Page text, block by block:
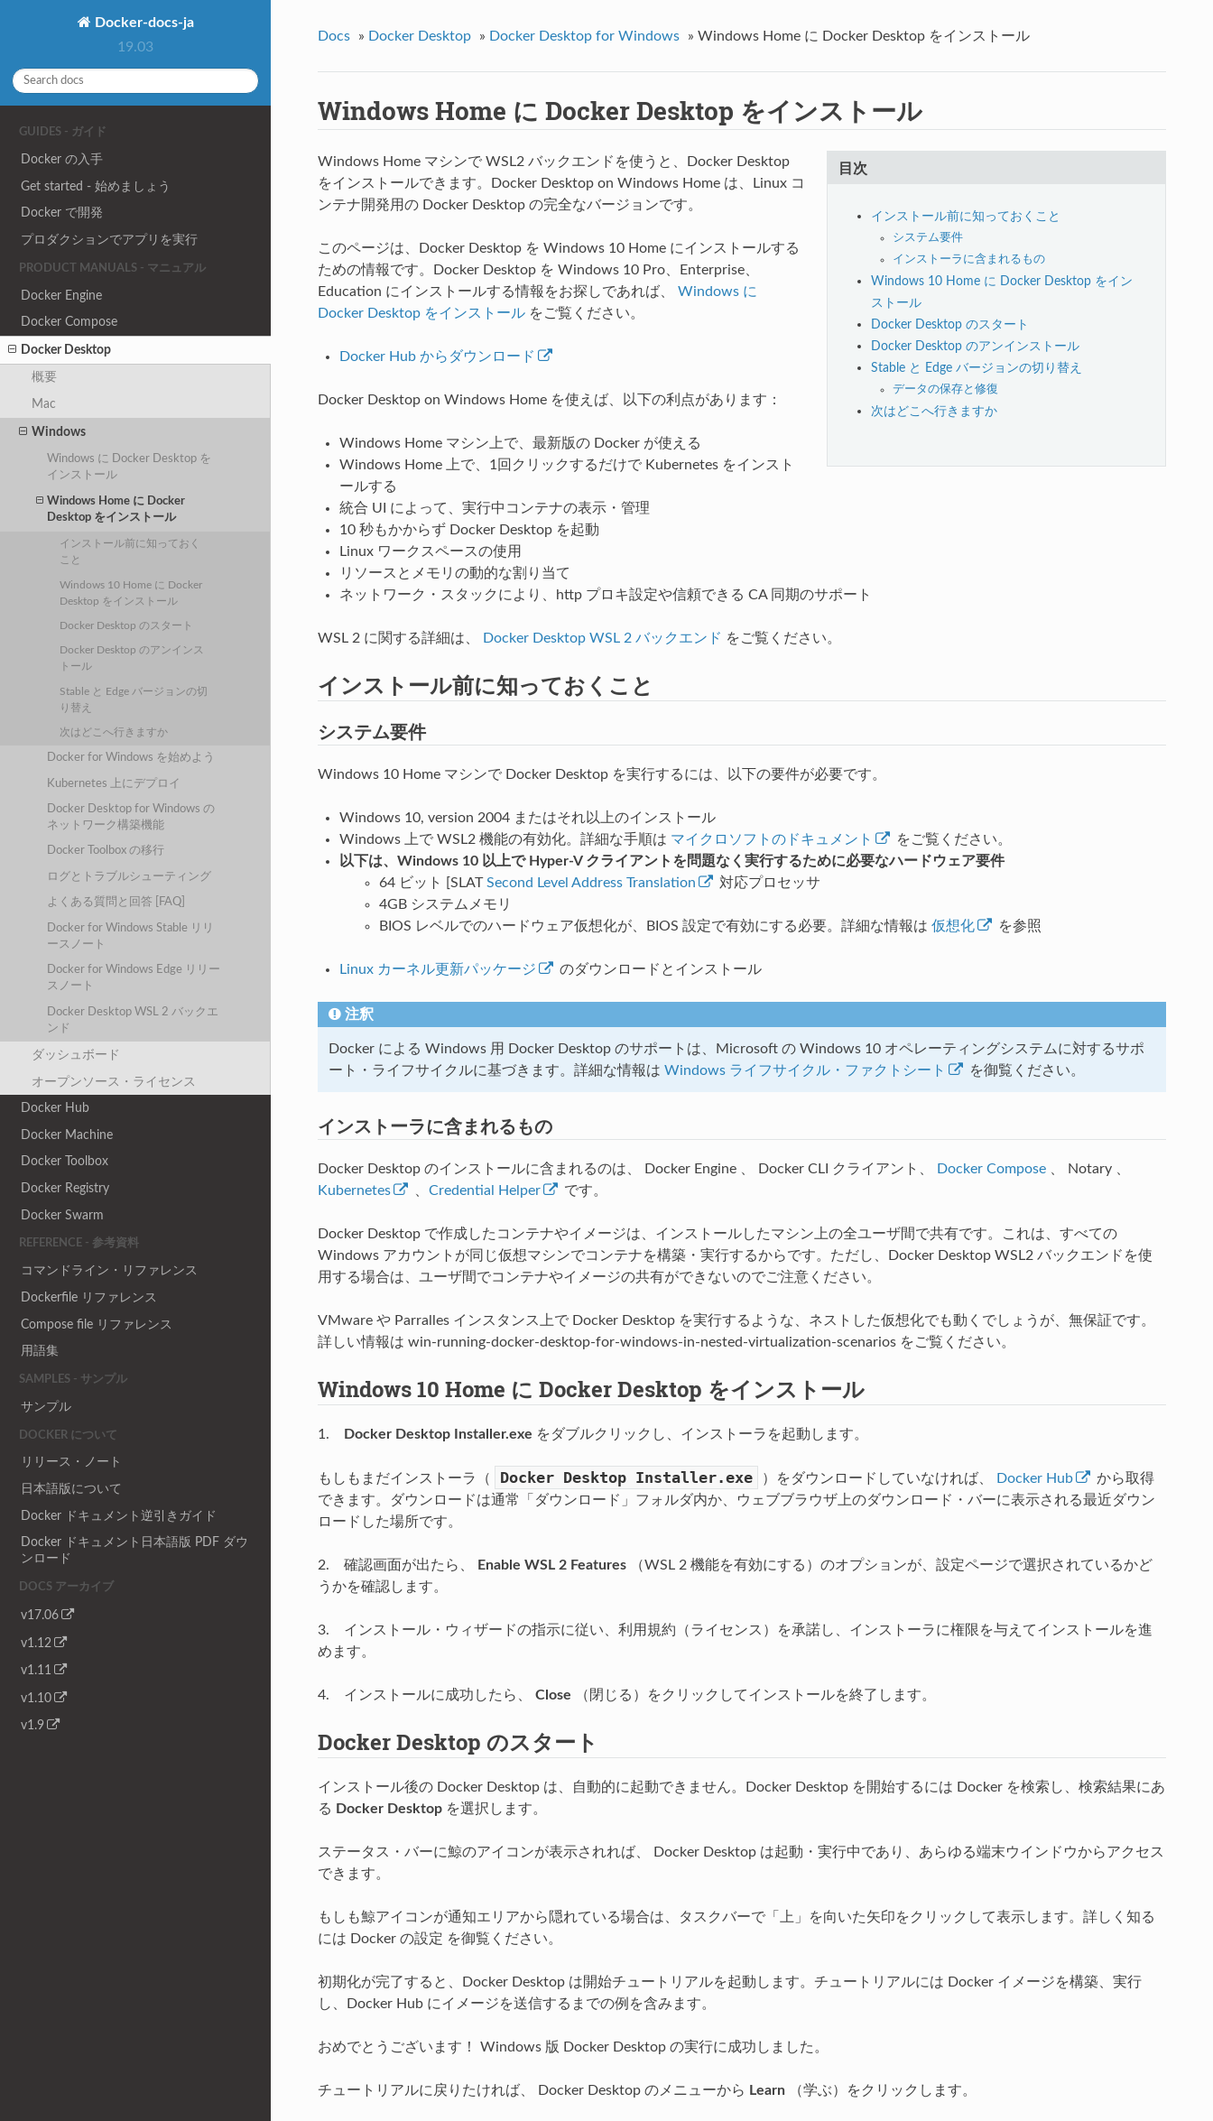
Docker-docs-ja
19.03
GUIDES - ガイド
Docker の入手
Get started - 始めましょう
Docker で開発
プロダクションでアプリを実行
PRODUCT MANUALS - マニュアル
Docker Engine
Docker Compose
Docker Desktop
概要
Mac
Windows
Windows に Docker Desktop を
インストール
Windows Home に Docker
Desktop をインストール
インストール前に知っておく
こと
Windows 10 Home に Docker
Desktop をインストール
Docker Desktop のスタート
Docker Desktop のアンインス
トール
Stable と Edge バージョンの切
り替え
次はどこへ行きますか
Docker for Windows を始めよう
Kubernetes 上にデプロイ
Docker Desktop for Windows の
ネットワーク構築機能
Docker Toolbox の移行
ログとトラブルシューティング
よくある質問と回答 [FAQ]
Docker for Windows Stable リリ
ースノート
Docker for Windows Edge リリー
スノート
Docker Desktop WSL 2 バックエ
ンド
ダッシュボード
オープンソース・ライセンス
Docker Hub
Docker Machine
Docker Toolbox
Docker Registry
Docker Swarm
REFERENCE - 参考資料
コマンドライン・リファレンス
Dockerfile リファレンス
Compose file リファレンス
用語集
SAMPLES - サンプル
サンプル
DOCKER について
リリース・ノート
日本語版について
Docker ドキュメント逆引きガイド
Docker ドキュメント日本語版 PDF ダウ
ンロード
DOCS アーカイブ
v17.06
v1.12
v1.11
v1.10
v1.9
Docs » Docker Desktop » Docker Desktop for Windows » Windows Home に Docker Desktop をインストール
Windows Home に Docker Desktop をインストール
目次
インストール前に知っておくこと
システム要件
インストーラに含まれるもの
Windows 10 Home に Docker Desktop をイン
ストール
Docker Desktop のスタート
Docker Desktop のアンインストール
Stable と Edge バージョンの切り替え
データの保存と修復
次はどこへ行きますか
Windows Home マシンで WSL2 バックエンドを使うと、Docker Desktop
をインストールできます。Docker Desktop on Windows Home は、Linux コ
ンテナ開発用の Docker Desktop の完全なバージョンです。
このページは、Docker Desktop を Windows 10 Home にインストールする
ための情報です。Docker Desktop を Windows 10 Pro、Enterprise、
Education にインストールする情報をお探しであれば、 Windows に
Docker Desktop をインストールをご覧ください。
Docker Hub からダウンロード
Docker Desktop on Windows Home を使えば、以下の利点があります：
Windows Home マシン上で、最新版の Docker が使える
Windows Home 上で、1回クリックするだけで Kubernetes をインスト
ールする
統合 UI によって、実行中コンテナの表示・管理
10 秒もかからず Docker Desktop を起動
Linux ワークスペースの使用
リソースとメモリの動的な割り当て
ネットワーク・スタックにより、http プロキ設定や信頼できる CA 同期のサポート
WSL 2 に関する詳細は、 Docker Desktop WSL 2 バックエンド をご覧ください。
インストール前に知っておくこと
システム要件
Windows 10 Home マシンで Docker Desktop を実行するには、以下の要件が必要です。
Windows 10, version 2004 またはそれ以上のインストール
Windows 上で WSL2 機能の有効化。詳細な手順は マイクロソフトのドキュメント
をご覧ください。
以下は、Windows 10 以上で Hyper-V クライアントを問題なく実行するために必要なハードウェア要件
64 ビット [SLATSecond Level Address Translation
対応プロセッサ
4GB システムメモリ
BIOS レベルでのハードウェア仮想化が、BIOS 設定で有効にする必要。詳細な情報は 仮想化 を参照
Linux カーネル更新パッケージ のダウンロードとインストール
注釈
Docker による Windows 用 Docker Desktop のサポートは、Microsoft の Windows 10 オペレーティングシステムに対するサポ
ート・ライフサイクルに基づきます。詳細な情報は Windows ライフサイクル・ファクトシート を御覧ください。
インストーラに含まれるもの
Docker Desktop のインストールに含まれるのは、 Docker Engine、 Docker CLI クライアント、 Docker Compose、 Notary、
Kubernetes
Credential Helper です。
Docker Desktop で作成したコンテナやイメージは、インストールしたマシン上の全ユーザ間で共有です。これは、すべての
Windows アカウントが同じ仮想マシンでコンテナを構築・実行するからです。ただし、Docker Desktop WSL2 バックエンドを使
用する場合は、ユーザ間でコンテナやイメージの共有ができないのでご注意ください。
VMware や Parralles インスタンス上で Docker Desktop を実行するような、ネストした仮想化でも動くでしょうが、無保証です。
詳しい情報は win-running-docker-desktop-for-windows-in-nested-virtualization-scenariosをご覧ください。
Windows 10 Home に Docker Desktop をインストール
1. Docker Desktop Installer.exe をダブルクリックし、インストーラを起動します。
もしもまだインストーラ（ Docker Desktop Installer.exe ）をダウンロードしていなければ、 Docker Hub
から取得
できます。ダウンロードは通常「ダウンロード」フォルダ内か、ウェブブラウザ上のダウンロード・バーに表示される最近ダウン
ロードした場所です。
2. 確認画面が出たら、 Enable WSL 2 Features（WSL 2 機能を有効にする）のオプションが、設定ページで選択されているかど
うかを確認します。
3. インストール・ウィザードの指示に従い、利用規約（ライセンス）を承諾し、インストーラに権限を与えてインストールを進
めます。
4. インストールに成功したら、 Close （閉じる）をクリックしてインストールを終了します。
Docker Desktop のスタート
インストール後の Docker Desktop は、自動的に起動できません。Docker Desktop を開始するには Docker を検索し、検索結果にあ
る Docker Desktopを選択します。
ステータス・バーに鯨のアイコンが表示されれば、 Docker Desktop は起動・実行中であり、あらゆる端末ウインドウからアクセス
できます。
もしも鯨アイコンが通知エリアから隠れている場合は、タスクバーで「上」を向いた矢印をクリックして表示します。詳しく知る
には Docker の設定 を御覧ください。
初期化が完了すると、Docker Desktop は開始チュートリアルを起動します。チュートリアルには Docker イメージを構築、実行
し、Docker Hub にイメージを送信するまでの例を含みます。
おめでとうございます！ Windows 版 Docker Desktop の実行に成功しました。
チュートリアルに戻りたければ、 Docker Desktop のメニューから Learn（学ぶ）をクリックします。